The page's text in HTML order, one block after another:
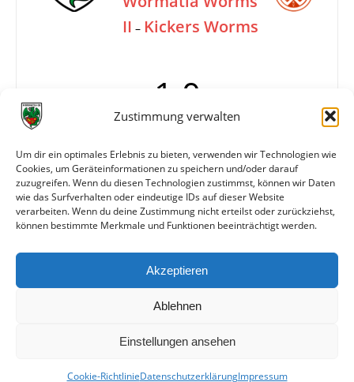
Zustimmung verwalten
Um dir ein optimales Erlebnis zu bieten, verwenden wir Technologien wie
Cookies, um Geräteinformationen zu speichern und/oder darauf
zuzugreifen. Wenn du diesen Technologien zustimmst, können wir Daten
wie das Surfverhalten oder eindeutige IDs auf dieser Website
verarbeiten. Wenn du deine Zustimmung nicht erteilst oder zurückziehst,
können bestimmte Merkmale und Funktionen beeinträchtigt werden.
Akzeptieren
Ablehnen
Einstellungen ansehen
Cookie-RichtlinieDatenschutzerklärungImpressum
II – Kickers Worms
1:0
Tore
1:0 Graf (14.)
Karten
Platzverweis für Kickers Mitte der zweiten
Hälfte wegen SR-Beleidigung
Alle bisherigen Partien der beiden Mannschaften
anzeigen